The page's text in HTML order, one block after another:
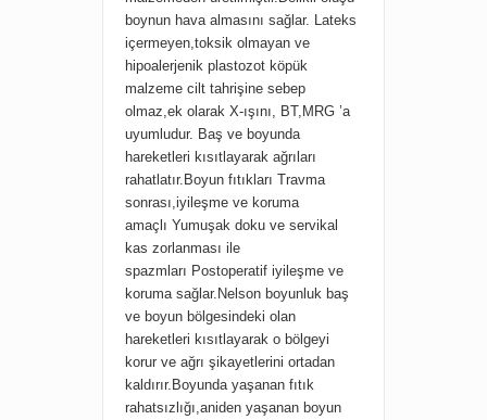
boynun hava almasını sağlar. Lateks
içermeyen,toksik olmayan ve
hipoalerjenik plastozot köpük
malzeme cilt tahrişine sebep
olmaz,ek olarak X-ışını, BT,MRG ’a
uyumludur. Baş ve boyunda
hareketleri kısıtlayarak ağrıları
rahatlatır. Boyun fıtıkları Travma
sonrası,iyileşme ve koruma
amaçlı Yumuşak doku ve servikal
kas zorlanması ile
spazmları Postoperatif iyileşme ve
koruma sağlar.Nelson boyunluk baş
ve boyun bölgesindeki olan
hareketleri kısıtlayarak o bölgeyi
korur ve ağrı şikayetlerini ortadan
kaldırır.Boyunda yaşanan fıtık
rahatsızlığı,aniden yaşanan boyun